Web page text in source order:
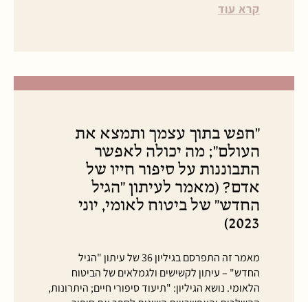
קרא עוד
"חפש בתוך עצמך ותמצא את
העולם"; מה יכולה לאפשר
התבוננות על סיפור חייו של
אדם? (מאמר לעיתון "הגיל
החדש" של ביטוח לאומי, יוני
2023)
מאמר זה התפרסם בגיליון 36 של עיתון "הגיל
החדש" – עיתון לקשישים ולגמלאים של הביטוח
הלאומי. נושא הגיליון: "תיעוד סיפורי חיים; היתרונות,